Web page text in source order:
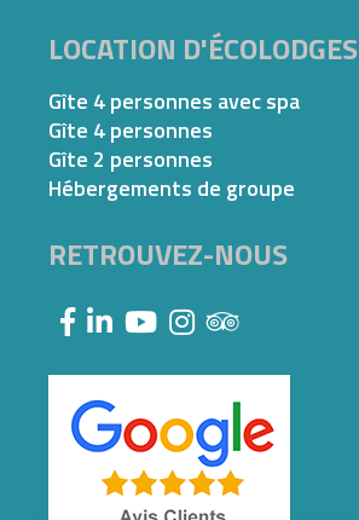
LOCATION D'ÉCOLODGES
Gîte 4 personnes avec spa
Gîte 4 personnes
Gîte 2 personnes
Hébergements de groupe
RETROUVEZ-NOUS